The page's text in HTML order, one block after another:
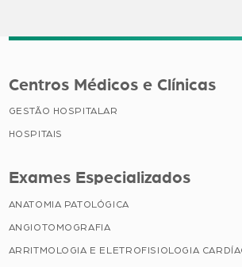
Centros Médicos e Clínicas
GESTÃO HOSPITALAR
HOSPITAIS
Exames Especializados
ANATOMIA PATOLÓGICA
ANGIOTOMOGRAFIA
ARRITMOLOGIA E ELETROFISIOLOGIA